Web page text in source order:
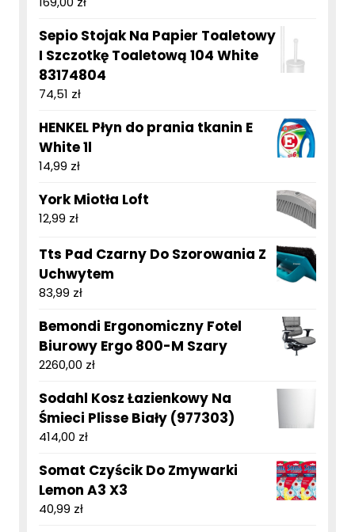
Sepio Stojak Na Papier Toaletowy
I Szczotkę Toaletową 104 White
83174804
74,51 zł
HENKEL Płyn do prania tkanin E
White 1l
14,99 zł
York Miotła Loft
12,99 zł
Tts Pad Czarny Do Szorowania Z
Uchwytem
83,99 zł
Bemondi Ergonomiczny Fotel
Biurowy Ergo 800-M Szary
2260,00 zł
Sodahl Kosz Łazienkowy Na
Śmieci Plisse Biały (977303)
414,00 zł
Somat Czyścik Do Zmywarki
Lemon A3 X3
40,99 zł